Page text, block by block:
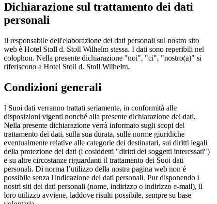
Dichiarazione sul trattamento dei dati
personali
Il responsabile dell'elaborazione dei dati personali sul nostro sito
web è Hotel Stoll d. Stoll Wilhelm stessa. I dati sono reperibili nel
colophon. Nella presente dichiarazione "noi", "ci", "nostro(a)" si
riferiscono a Hotel Stoll d. Stoll Wilhelm.
Condizioni generali
I Suoi dati verranno trattati seriamente, in conformità alle
disposizioni vigenti nonché alla presente dichiarazione dei dati.
Nella presente dichiarazione verrà informato sugli scopi del
trattamento dei dati, sulla sua durata, sulle norme giuridiche
eventualmente relative alle categorie dei destinatari, sui diritti legali
della protezione dei dati (i cosiddetti "diritti dei soggetti interessati")
e su altre circostanze riguardanti il trattamento dei Suoi dati
personali. Di norma l’utilizzo della nostra pagina web non è
possibile senza l'indicazione dei dati personali. Pur disponendo i
nostri siti dei dati personali (nome, indirizzo o indirizzo e-mail), il
loro utilizzo avviene, laddove risulti possibile, sempre su base